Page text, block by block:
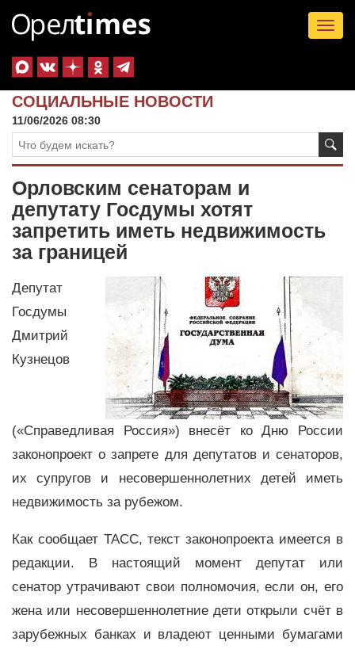
СОЦИАЛЬНЫЕ НОВОСТИ
11/06/2026 08:30
Орловским сенаторам и
депутату Госдумы хотят
запретить иметь недвижимость
за границей
Депутат
Госдумы
Дмитрий
Кузнецов
(«Справедливая Россия») внесёт ко Дню России
законопроект о запрете для депутатов и сенаторов,
их супругов и несовершеннолетних детей иметь
недвижимость за рубежом.
Как сообщает ТАСС, текст законопроекта имеется в
редакции. В настоящий момент депутат или
сенатор утрачивают свои полномочия, если он, его
жена или несовершеннолетние дети открыли счёт в
зарубежных банках и владеют ценными бумагами